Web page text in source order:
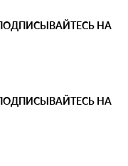
НА
НА